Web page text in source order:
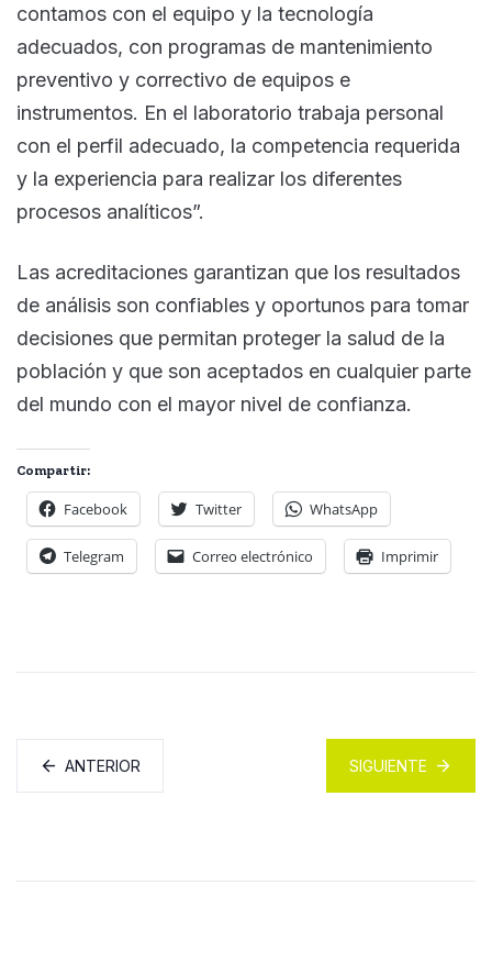
contamos con el equipo y la tecnología
adecuados, con programas de mantenimiento
preventivo y correctivo de equipos e
instrumentos. En el laboratorio trabaja personal
con el perfil adecuado, la competencia requerida
y la experiencia para realizar los diferentes
procesos analíticos”.
Las acreditaciones garantizan que los resultados
de análisis son confiables y oportunos para tomar
decisiones que permitan proteger la salud de la
población y que son aceptados en cualquier parte
del mundo con el mayor nivel de confianza.
Compartir:
Facebook Twitter WhatsApp
Telegram Correo electrónico Imprimir
ANTERIOR SIGUIENTE